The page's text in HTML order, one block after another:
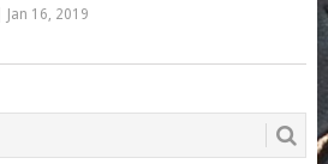
Jan 16, 2019